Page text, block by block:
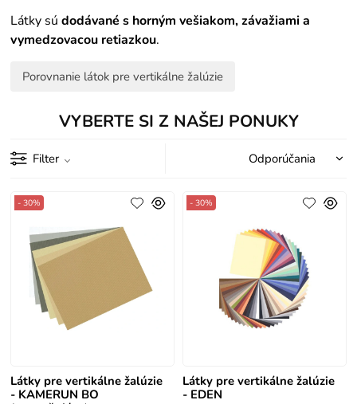
Látky súdodávané s horným vešiakom, závažiami a
vymedzovacou retiazkou.
Porovnanie látok pre vertikálne žalúzie
VYBERTE SI Z NAŠEJ PONUKY
Filter
Látky pre vertikálne žalúzie
- KAMERUN BO
- 30%
Látky pre vertikálne žalúzie
- EDEN
- 30%